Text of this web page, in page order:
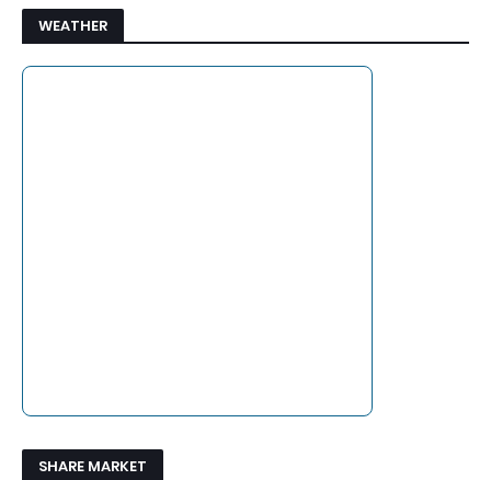
WEATHER
SHARE MARKET